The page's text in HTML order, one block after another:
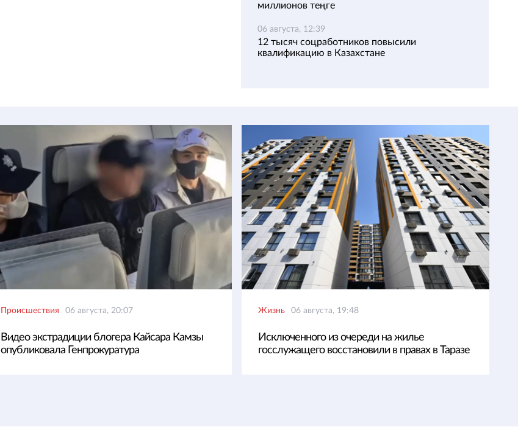
миллионов теңге
06 августа, 12:39
12 тысяч соцработников повысили
квалификацию в Казахстане
Происшествия 06 августа, 20:07
Видео экстрадиции блогера Кайсара Камзы
опубликовала Генпрокуратура
Жизнь 06 августа, 19:48
Исключенного из очереди на жилье
госслужащего восстановили в правах в Таразе